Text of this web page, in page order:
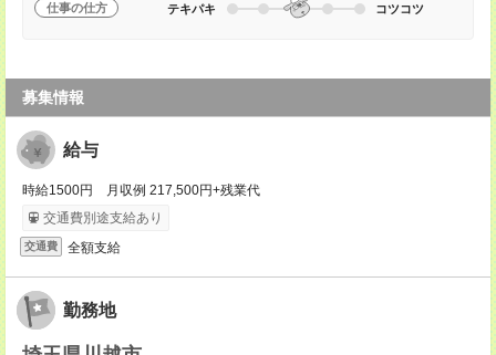
仕事の仕方 テキパキ コツコツ
募集情報
給与
時給1500円 月収例 217,500円+残業代
交通費別途支給あり
交通費 全額支給
勤務地